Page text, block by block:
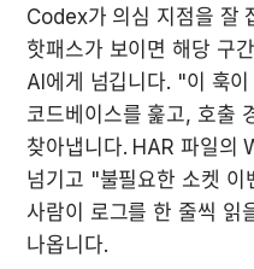
Codex가 의심 지점을 잘
핫패스가 보이면 해당 구
AI에게 넘깁니다. "이 훅
코드베이스를 훑고, 호출
찾아냅니다. HAR 파일의
넘기고 "불필요한 소켓
사람이 로그를 한 줄씩 읽
나옵니다.